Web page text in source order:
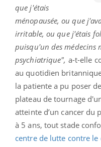
que j'étais
ménopausée, ou que
irritable, ou que j'étais
puisqu'un des médecins
psychiatrique", a-t-elle
au quotidien
la patiente a pu poser
plateau de tournage
atteinte d’un cancer du
à 5 ans, tout stade
centre de lutte contre le